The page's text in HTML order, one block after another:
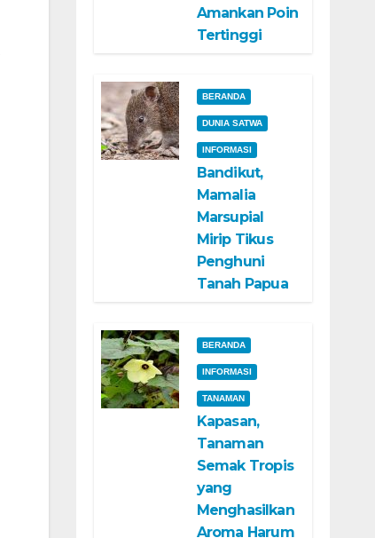
Amankan Poin
Tertinggi
BERANDA
DUNIA SATWA
INFORMASI
Bandikut,
Mamalia
Marsupial
Mirip Tikus
Penghuni
Tanah Papua
BERANDA
INFORMASI
TANAMAN
Kapasan,
Tanaman
Semak Tropis
yang
Menghasilkan
Aroma Harum